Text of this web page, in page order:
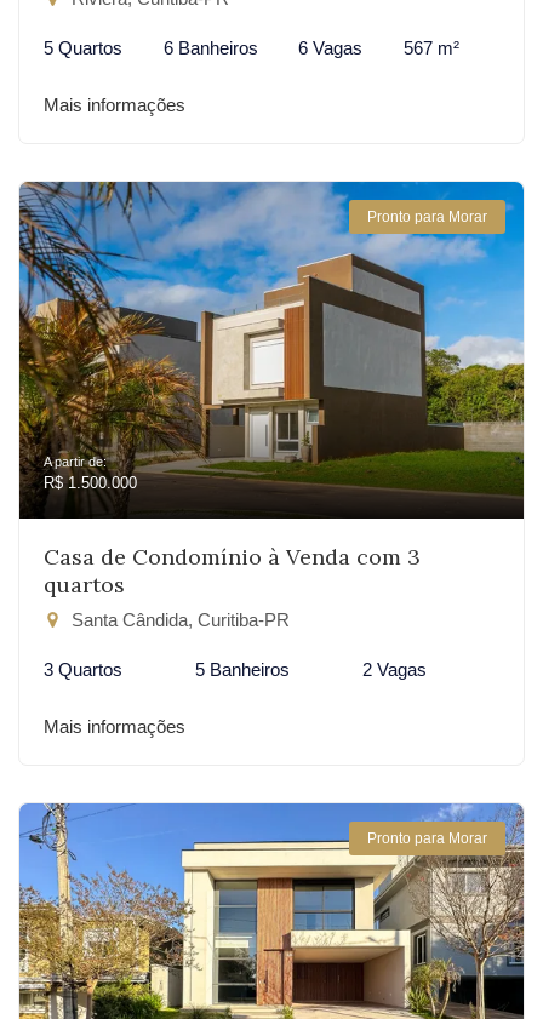
5 Quartos 6 Banheiros 6 Vagas 567 m²
Mais informações
Pronto para Morar
A partir de:
R$ 1.500.000
Casa de Condomínio à Venda com 3
quartos
Santa Cândida, Curitiba-PR
3 Quartos 5 Banheiros 2 Vagas
Mais informações
Pronto para Morar